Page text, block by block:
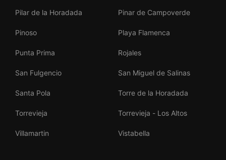
Pilar de la Horadada Pinar de Campoverde
Pinoso Playa Flamenca
Punta Prima Rojales
San Fulgencio San Miguel de Salinas
Santa Pola Torre de la Horadada
Torrevieja Torrevieja - Los Altos
Villamartin Vistabella